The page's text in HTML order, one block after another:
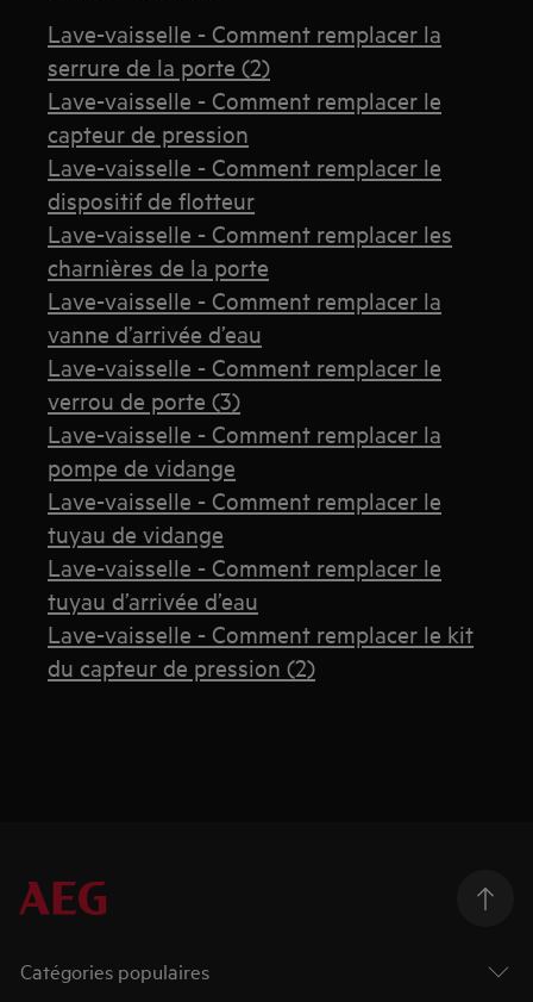
Lave-vaisselle - Comment remplacer la
serrure de la porte (2)
Lave-vaisselle - Comment remplacer le
capteur de pression
Lave-vaisselle - Comment remplacer le
dispositif de flotteur
Lave-vaisselle - Comment remplacer les
charnières de la porte
Lave-vaisselle - Comment remplacer la
vanne d’arrivée d’eau
Lave-vaisselle - Comment remplacer le
verrou de porte (3)
Lave-vaisselle - Comment remplacer la
pompe de vidange
Lave-vaisselle - Comment remplacer le
tuyau de vidange
Lave-vaisselle - Comment remplacer le
tuyau d’arrivée d’eau
Lave-vaisselle - Comment remplacer le kit
du capteur de pression (2)
Catégories populaires